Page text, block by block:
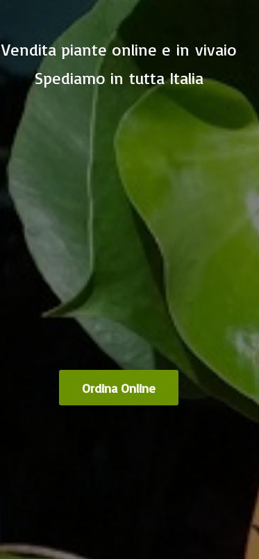
Vendita piante online e in vivaio
Spediamo in tutta Italia
Ordina Online